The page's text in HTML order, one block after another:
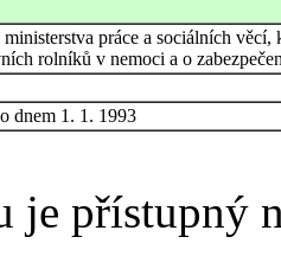
práce a sociálních
rolníků v nemoci a o
dnem 1. 1. 1993
je přístupný